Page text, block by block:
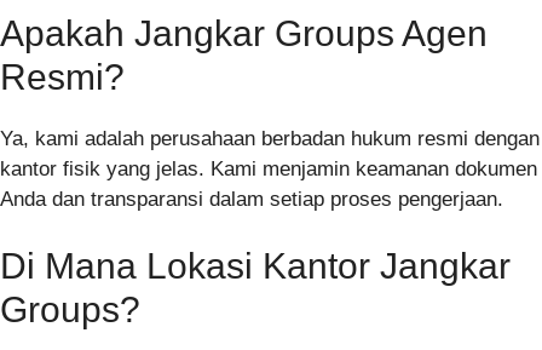
Apakah Jangkar Groups Agen
Resmi?
Ya, kami adalah perusahaan berbadan hukum resmi dengan
kantor fisik yang jelas. Kami menjamin keamanan dokumen
Anda dan transparansi dalam setiap proses pengerjaan.
Di Mana Lokasi Kantor Jangkar
Groups?